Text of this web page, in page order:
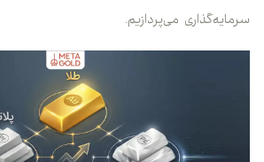
سرمایه‌گذاری می‌پردازیم.